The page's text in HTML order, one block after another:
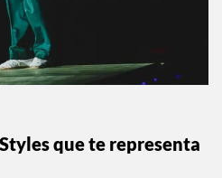
que te representa